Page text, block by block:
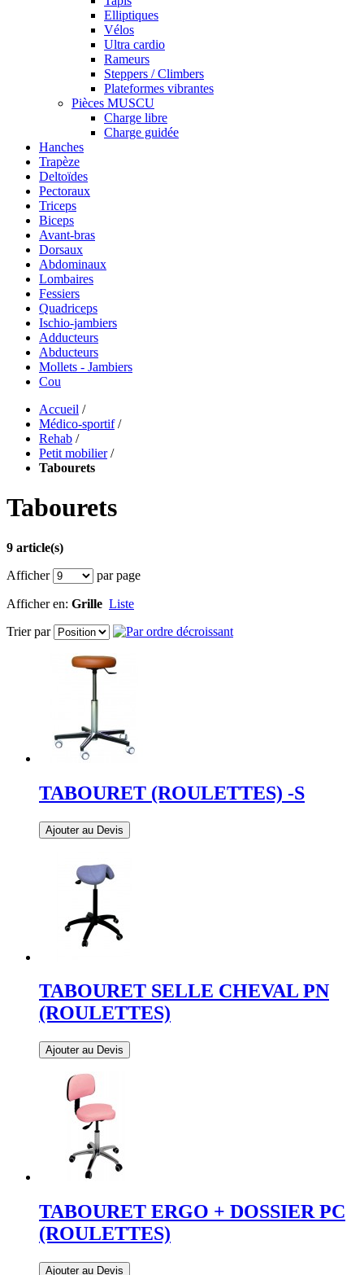
Elliptiques
Vélos
Ultra cardio
Rameurs
Steppers / Climbers
Plateformes vibrantes
Pièces MUSCU
Charge libre
Charge guidée
Hanches
Trapèze
Deltoïdes
Pectoraux
Triceps
Biceps
Avant-bras
Dorsaux
Abdominaux
Lombaires
Fessiers
Quadriceps
Ischio-jambiers
Adducteurs
Abducteurs
Mollets - Jambiers
Cou
Accueil /
Médico-sportif /
Rehab /
Petit mobilier /
Tabourets
Tabourets
9 article(s)
Afficher
par page
Afficher en: Grille Liste
Trier par
TABOURET (ROULETTES) -S
Ajouter au Devis
TABOURET SELLE CHEVAL PN
(ROULETTES)
Ajouter au Devis
TABOURET ERGO + DOSSIER PC
(ROULETTES)
Ajouter au Devis